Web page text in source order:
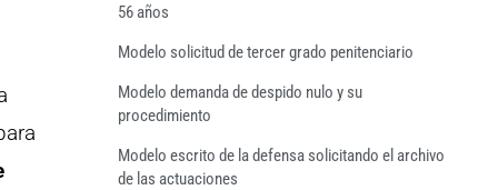
56 años
Modelo solicitud de tercer grado penitenciario
Modelo demanda de despido nulo y su
procedimiento
Modelo escrito de la defensa solicitando el archivo
de las actuaciones